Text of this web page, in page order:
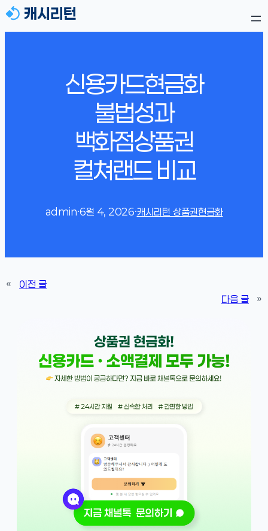
신용카드현금화
불법성과
백화점상품권
컬쳐랜드 비교
admin·6월 4, 2026·캐시리턴 상품권현금화
«
이전 글
다음 글
»